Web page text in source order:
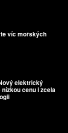
víc mořských
elektrický
cenu i zcela